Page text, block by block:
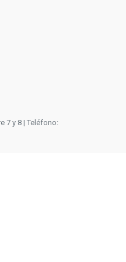
7 y 8 | Teléfono: